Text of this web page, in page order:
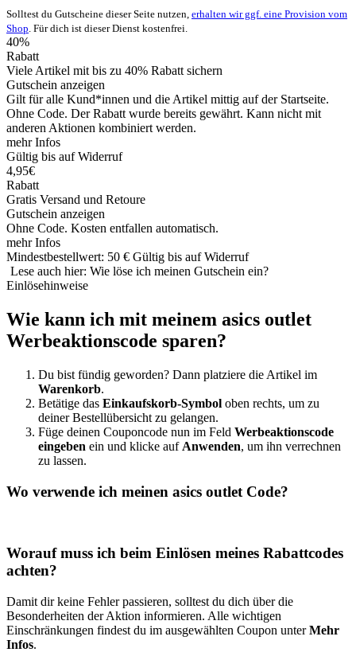
Solltest du Gutscheine dieser Seite nutzen, erhalten wir ggf. eine Provision vom
Shop . Für dich ist dieser Dienst kostenfrei.
40%
Rabatt
Viele Artikel mit bis zu 40% Rabatt sichern
Gutschein anzeigen
Gilt für alle Kund*innen und die Artikel mittig auf der Startseite.
Ohne Code. Der Rabatt wurde bereits gewährt. Kann nicht mit
anderen Aktionen kombiniert werden.
mehr Infos
Gültig bis auf Widerruf
4,95€
Rabatt
Gratis Versand und Retoure
Gutschein anzeigen
Ohne Code. Kosten entfallen automatisch.
mehr Infos
Mindestbestellwert: 50 € Gültig bis auf Widerruf
Lese auch hier: Wie löse ich meinen Gutschein ein?
Einlösehinweise
Wie kann ich mit meinem asics outlet
Werbeaktionscode sparen?
Du bist fündig geworden? Dann platziere die Artikel im
Warenkorb.
Betätige das Einkaufskorb-Symbol oben rechts, um zu
deiner Bestellübersicht zu gelangen.
Füge deinen Couponcode nun im Feld Werbeaktionscode
eingeben ein und klicke auf Anwenden, um ihn verrechnen
zu lassen.
Wo verwende ich meinen asics outlet Code?
Worauf muss ich beim Einlösen meines Rabattcodes
achten?
Damit dir keine Fehler passieren, solltest du dich über die
Besonderheiten der Aktion informieren. Alle wichtigen
Einschränkungen findest du im ausgewählten Coupon unterMehr
Infos.